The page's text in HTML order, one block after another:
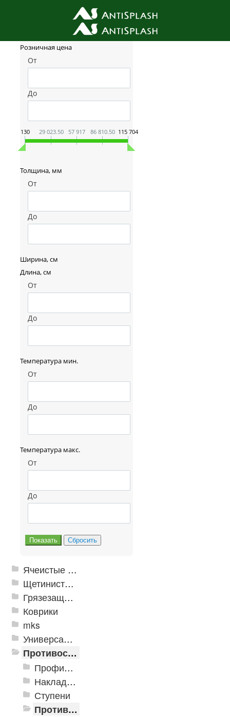
Фильтр товаров
Розничная цена
От
До
130 29 023.50 57 917 86 810.50 115 704
Толщина, мм
От
До
Ширина, см
Длина, см
От
До
Температура мин.
От
До
Температура макс.
От
До
Ячеистые грязезащитные покрытия
Щетинистые покрытия
Грязезащитные, влаговпитывающие покрытия
Коврики
mks
Универсальные модульные покрытия
Противоскользящая защита для лестниц, профили, ленты
Профили алюминиевые с резиновой вставкой
Накладки противоскользящие резиновые
Ступени
Противоскользящие ленты